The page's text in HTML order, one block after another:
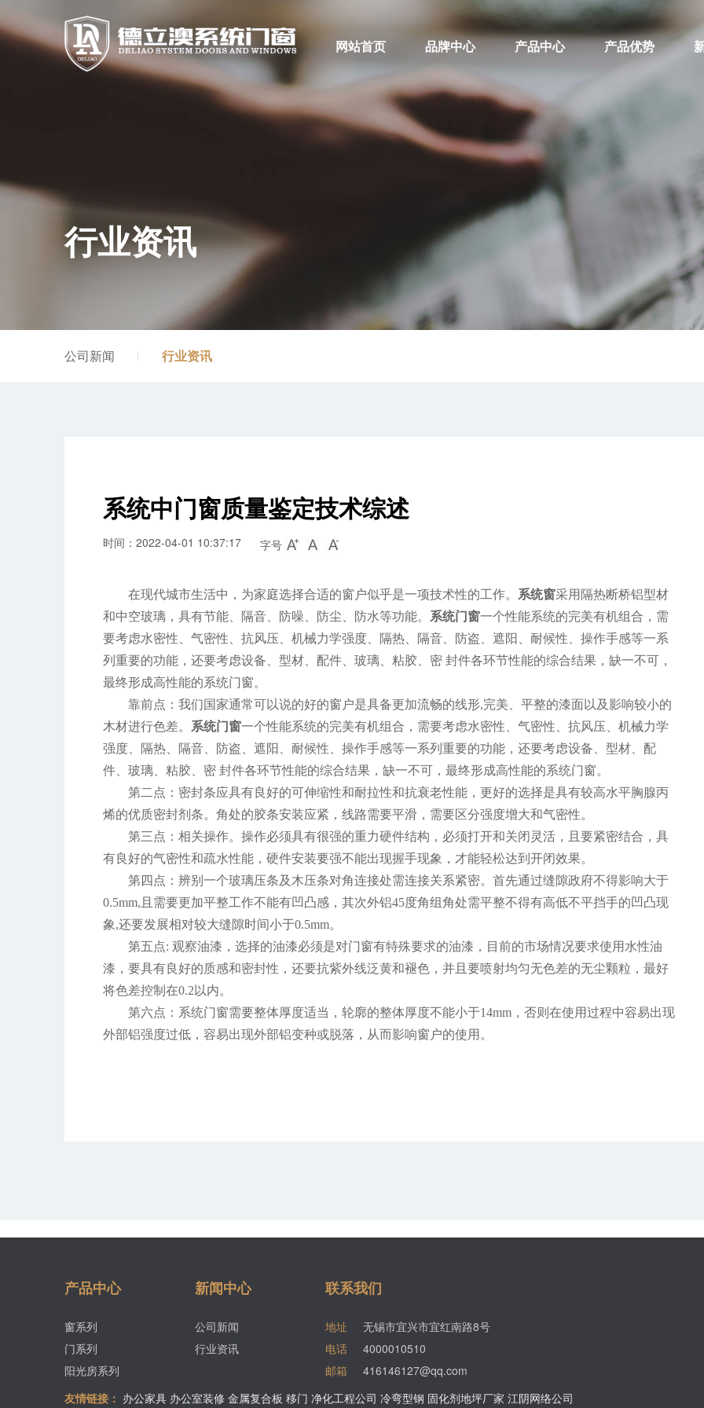
网站首页 品牌中心 产品中心 产品优势
行业资讯
公司新闻 行业资讯
系统中门窗质量鉴定技术综述
时间：2022-04-01 10:37:17 字号
在现代城市生活中，为家庭选择合适的窗户似乎是一项技术性的工作。 系统窗采用隔热断桥铝型材
和中空玻璃，具有节能、隔音、防噪、防尘、防水等功能。 系统门窗一个性能系统的完美有机组合，需
要考虑水密性、气密性、抗风压、机械力学强度、隔热、隔音、防盗、遮阳、耐候性、操作手感等一系
列重要的功能，还要考虑设备、型材、配件、玻璃、粘胶、密 封件各环节性能的综合结果，缺一不可，
最终形成高性能的系统门窗。
靠前点：我们国家通常可以说的好的窗户是具备更加流畅的线形,完美、平整的漆面以及影响较小的
木材进行色差。 系统门窗一个性能系统的完美有机组合，需要考虑水密性、气密性、抗风压、机械力学
强度、隔热、隔音、防盗、遮阳、耐候性、操作手感等一系列重要的功能，还要考虑设备、型材、配
件、玻璃、粘胶、密 封件各环节性能的综合结果，缺一不可，最终形成高性能的系统门窗。
第二点：密封条应具有良好的可伸缩性和耐拉性和抗衰老性能，更好的选择是具有较高水平胸腺丙
烯的优质密封剂条。角处的胶条安装应紧，线路需要平滑，需要区分强度增大和气密性。
第三点：相关操作。操作必须具有很强的重力硬件结构，必须打开和关闭灵活，且要紧密结合，具
有良好的气密性和疏水性能，硬件安装要强不能出现握手现象，才能轻松达到开闭效果。
第四点：辨别一个玻璃压条及木压条对角连接处需连接关系紧密。首先通过缝隙政府不得影响大于
0.5mm,且需要更加平整工作不能有凹凸感，其次外铝45度角组角处需平整不得有高低不平挡手的凹凸现
象,还要发展相对较大缝隙时间小于0.5mm。
第五点: 观察油漆，选择的油漆必须是对门窗有特殊要求的油漆，目前的市场情况要求使用水性油
漆，要具有良好的质感和密封性，还要抗紫外线泛黄和褪色，并且要喷射均匀无色差的无尘颗粒，最好
将色差控制在0.2以内。
第六点：系统门窗需要整体厚度适当，轮廓的整体厚度不能小于14mm，否则在使用过程中容易出现
外部铝强度过低，容易出现外部铝变种或脱落，从而影响窗户的使用。
产品中心
窗系列
门系列
阳光房系列
新闻中心
公司新闻
行业资讯
联系我们
地址
无锡市宜兴市宜红南路8号
电话
4000010510
邮箱
416146127@qq.com
友情链接： 办公家具 办公室装修 金属复合板 移门 净化工程公司 冷弯型钢 固化剂地坪厂家 江阴网络公司